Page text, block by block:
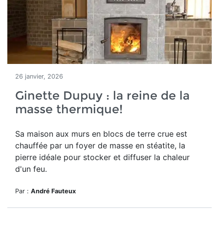
26 janvier, 2026
Ginette Dupuy : la reine de la
masse thermique!
Sa maison aux murs en blocs de terre crue est
chauffée par un foyer de masse en stéatite, la
pierre idéale pour stocker et diffuser la chaleur
d'un feu.
Par : André Fauteux